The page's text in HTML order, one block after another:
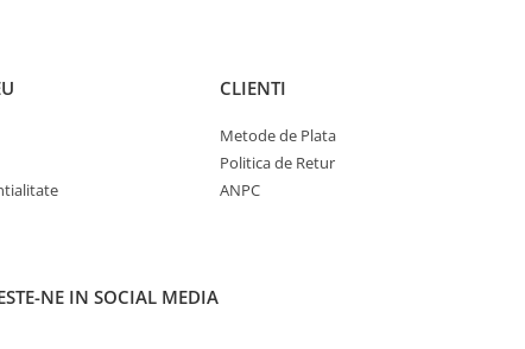
CLIENTI
Metode de Plata
Politica de Retur
ANPC
NE IN SOCIAL MEDIA